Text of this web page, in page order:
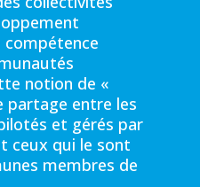
compétence
notion de «
partage entre les
et gérés par
ceux qui le sont
membres de